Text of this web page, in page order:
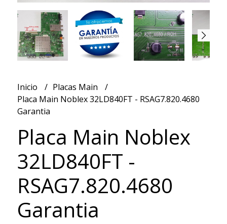
Inicio
Placas Main
Placa Main Noblex 32LD840FT - RSAG7.820.4680
Garantia
Placa Main Noblex
32LD840FT -
RSAG7.820.4680
Garantia